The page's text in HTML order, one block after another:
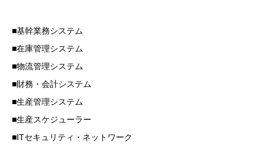
■基幹業務システム
■在庫管理システム
■物流管理システム
■財務・会計システム
■生産管理システム
■生産スケジューラー
■ITセキュリティ・ネットワーク